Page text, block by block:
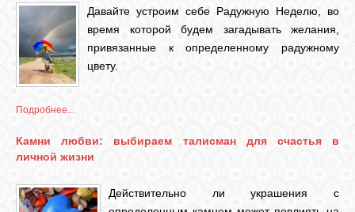
ФОРУМ
ЧАТ
Давайте устроим себе Радужную Неделю, во
время которой будем загадывать желания,
привязанные к определенному радужному
цвету.
Подробнее...
Камни любви: выбираем талисман для счастья в
личной жизни
Действительно ли украшения с